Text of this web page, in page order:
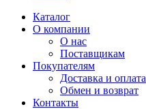
Каталог
О компании
О нас
Поставщикам
Покупателям
Доставка и оплата
Обмен и возврат
Контакты